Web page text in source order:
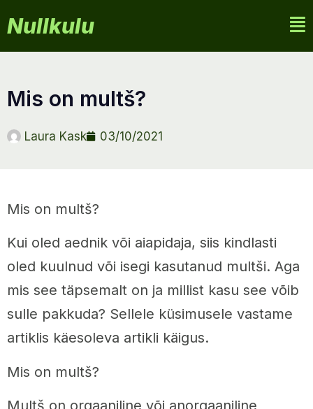
Nullkulu
mis on multš?
Laura Kask 03/10/2021
Mis on multš?
Kui oled aednik või aiapidaja, siis kindlasti
oled kuulnud või isegi kasutanud multši. Aga
mis see täpsemalt on ja millist kasu see võib
sulle pakkuda? Sellele küsimusele vastame
artiklis käesoleva artikli käigus.
Mis on multš?
Multš on orgaaniline või anorgaaniline